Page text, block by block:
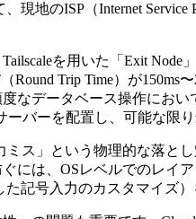
現地のISP（Internet
を用いた「Exit
Round Trip Time）が
なデータベース操作にお
ーバーを配置し、可能な限
ミス」という物理的な落と
には、OSレベルでのレイ
記号入力のカスタマイズ